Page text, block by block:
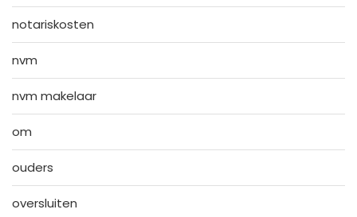
notariskosten
nvm
nvm makelaar
om
ouders
oversluiten